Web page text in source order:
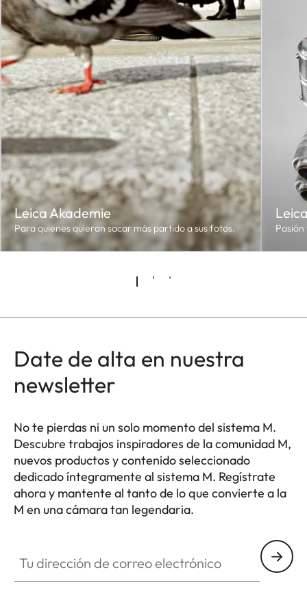
Leica Akademie
Para quienes quieran sacar más partido a sus fotos.
Date de alta en nuestra
newsletter
No te pierdas ni un solo momento del sistema M.
Descubre trabajos inspiradores de la comunidad M,
nuevos productos y contenido seleccionado
dedicado íntegramente al sistema M. Regístrate
ahora y mantente al tanto de lo que convierte a la
M en una cámara tan legendaria.